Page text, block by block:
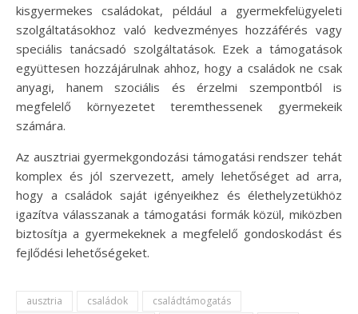
kisgyermekes családokat, például a gyermekfelügyeleti
szolgáltatásokhoz való kedvezményes hozzáférés vagy
speciális tanácsadó szolgáltatások. Ezek a támogatások
együttesen hozzájárulnak ahhoz, hogy a családok ne csak
anyagi, hanem szociális és érzelmi szempontból is
megfelelő környezetet teremthessenek gyermekeik
számára.
Az ausztriai gyermekgondozási támogatási rendszer tehát
komplex és jól szervezett, amely lehetőséget ad arra,
hogy a családok saját igényeikhez és élethelyzetükhöz
igazítva válasszanak a támogatási formák közül, miközben
biztosítja a gyermekeknek a megfelelő gondoskodást és
fejlődési lehetőségeket.
ausztria családok
családtámogatás